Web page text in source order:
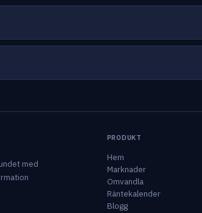
med
PRODUKT
Hem
Marknader
Omvandla
Räntekalender
Blogg